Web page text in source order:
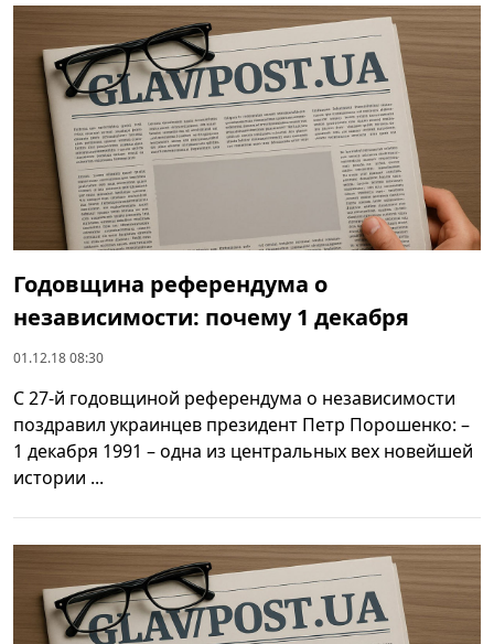
Годовщина референдума о
независимости: почему 1 декабря
01.12.18 08:30
С 27-й годовщиной референдума о независимости
поздравил украинцев президент Петр Порошенко: –
1 декабря 1991 – одна из центральных вех новейшей
истории ...